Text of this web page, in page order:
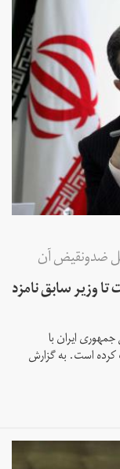
ضدونقیض آن
وزیر سابق نامزد
ایران با
کرده است. به گزارش